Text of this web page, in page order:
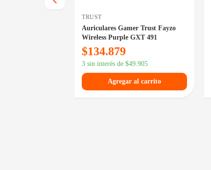
TRUST
Auriculares Gamer Trust Fayzo
Wireless Purple GXT 491
$134.879
3 sin interés de $49.905
Agregar al carrito